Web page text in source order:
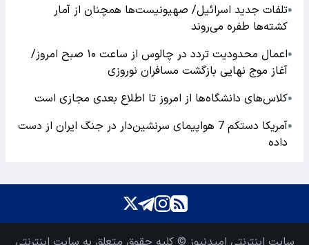
●تلفات جدید اسرائیل/ صهیونیست‌ها همچنان از آمار
کشته‌ها طفره می‌روند
●
اعمال محدودیت تردد در چالوس از ساعت ۱۰ صبح امروز/
آغاز موج نهایی بازگشت مسافران نوروزی
●کلاس‌های دانشگاه‌ها از امروز تا اطلاع بعدی مجازی است
●
آمریکا دستکم 7 هواپیمای سرنشین‌دار در جنگ ایران از دست
داده